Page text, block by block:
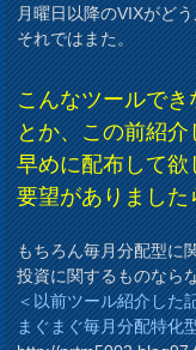
月曜日以降のVIXがど
それではまた。
こんなツールでき
とか、この前紹
早めに配布して欲
要望がありまし
もちろん毎月分配型に
投資に関するものなら
＜以前ツール紹介した
まぐまぐ毎月分配特化